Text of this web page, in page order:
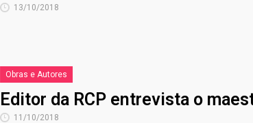
13/10/2018
Obras e Autores
Editor da RCP entrevista o
11/10/2018